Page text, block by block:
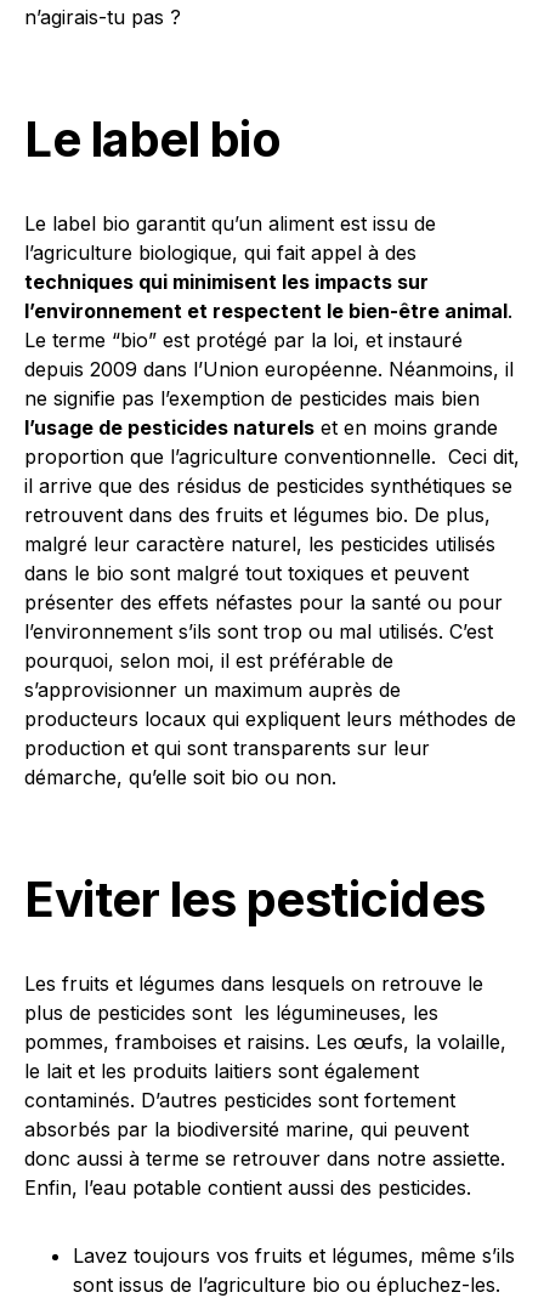
n’agirais-tu pas ?
Le label bio
Le label bio garantit qu’un aliment est issu de
l’agriculture biologique, qui fait appel à des
techniques qui minimisent les impacts sur
l’environnement et respectent le bien-être animal.
Le terme “bio” est protégé par la loi, et instauré
depuis 2009 dans l’Union européenne. Néanmoins, il
ne signifie pas l’exemption de pesticides mais bien
l’usage de pesticides naturels et en moins grande
proportion que l’agriculture conventionnelle. Ceci dit,
il arrive que des résidus de pesticides synthétiques se
retrouvent dans des fruits et légumes bio. De plus,
malgré leur caractère naturel, les pesticides utilisés
dans le bio sont malgré tout toxiques et peuvent
présenter des effets néfastes pour la santé ou pour
l’environnement s’ils sont trop ou mal utilisés. C’est
pourquoi, selon moi, il est préférable de
s’approvisionner un maximum auprès de
producteurs locaux qui expliquent leurs méthodes de
production et qui sont transparents sur leur
démarche, qu’elle soit bio ou non.
Eviter les pesticides
Les fruits et légumes dans lesquels on retrouve le
plus de pesticides sont les légumineuses, les
pommes, framboises et raisins. Les œufs, la volaille,
le lait et les produits laitiers sont également
contaminés. D’autres pesticides sont fortement
absorbés par la biodiversité marine, qui peuvent
donc aussi à terme se retrouver dans notre assiette.
Enfin, l’eau potable contient aussi des pesticides.
Lavez toujours vos fruits et légumes, même s’ils
sont issus de l’agriculture bio ou épluchez-les.